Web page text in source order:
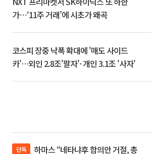
가⋯‘11주 거래’에 시초가 왜곡
코스피 장중 낙폭 확대에 '매도 사이드
카'…외인 2.8조'팔자'· 개인 3.1조 '사자'
단독